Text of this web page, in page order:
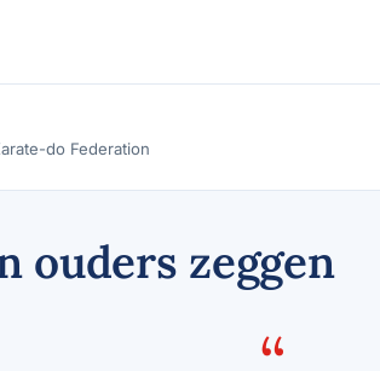
do Federation
ouders zeggen